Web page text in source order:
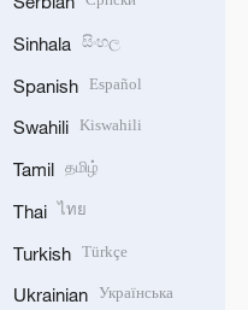
Sinhala සිංහල
Spanish Español
Swahili Kiswahili
Tamil தமிழ்
Thai ไทย
Turkish Türkçe
Ukrainian Українська